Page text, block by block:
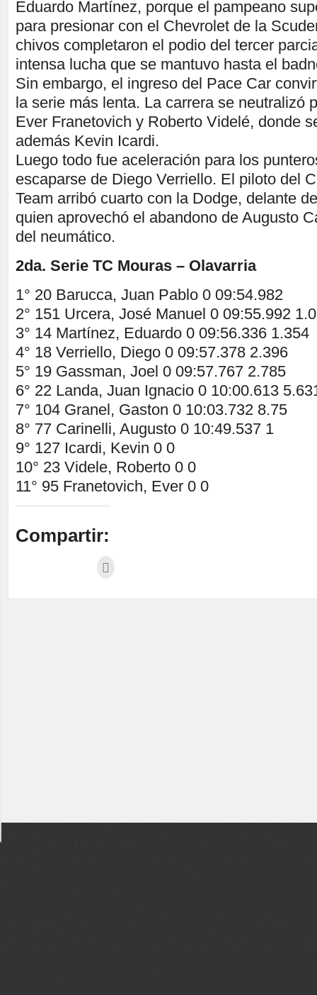
Eduardo Martínez, porque el pampeano
para presionar con el Chevrolet de la
chivos completaron el podio del tercer
intensa lucha que se mantuvo hasta el
Sin embargo, el ingreso del Pace Car
la serie más lenta. La carrera se neutralizó
Ever Franetovich y Roberto Videlé, donde
además Kevin Icardi.
Luego todo fue aceleración para los
escaparse de Diego Verriello. El piloto del
Team arribó cuarto con la Dodge, delante
quien aprovechó el abandono de Augusto
del neumático.
2da. Serie TC Mouras – Olavarria
1° 20 Barucca, Juan Pablo 0 09:54.982
2° 151 Urcera, José Manuel 0 09:55.992
3° 14 Martínez, Eduardo 0 09:56.336 1.354
4° 18 Verriello, Diego 0 09:57.378 2.396
5° 19 Gassman, Joel 0 09:57.767 2.785
6° 22 Landa, Juan Ignacio 0 10:00.613
7° 104 Granel, Gaston 0 10:03.732 8.75
8° 77 Carinelli, Augusto 0 10:49.537 1
9° 127 Icardi, Kevin 0 0
10° 23 Videle, Roberto 0 0
11° 95 Franetovich, Ever 0 0
Compartir: